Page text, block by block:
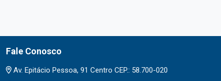
Fale Conosco
Av. Epitácio Pessoa, 91 Centro CEP.: 58.700-020